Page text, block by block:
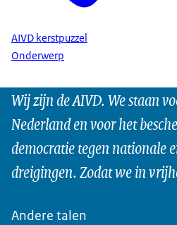
AIVD kerstpuzzel
Onderwerp
Wij zijn de AIVD. We staan
Nederland en voor het
democratie tegen nationale
dreigingen. Zodat we in
Andere talen